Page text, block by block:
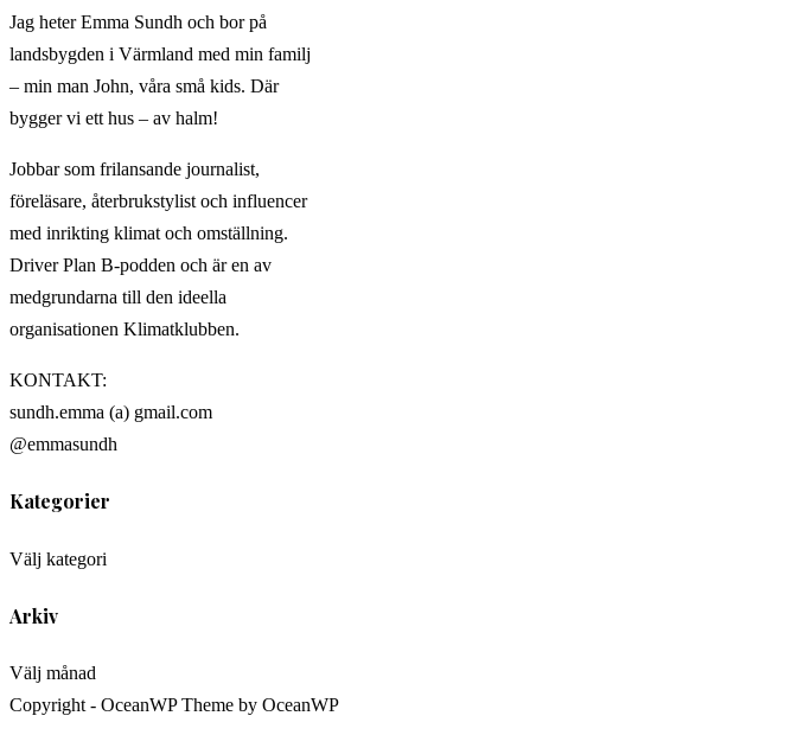
Jag heter Emma Sundh och bor på
landsbygden i Värmland med min familj
– min man John, våra små kids. Där
bygger vi ett hus – av halm!
Jobbar som frilansande journalist,
föreläsare, återbrukstylist och influencer
med inrikting klimat och omställning.
Driver Plan B-podden och är en av
medgrundarna till den ideella
organisationen Klimatklubben.
KONTAKT:
sundh.emma (a) gmail.com
@emmasundh
Kategorier
Kategorier
Välj kategori
Arkiv
Arkiv
Välj månad
Copyright - OceanWP Theme by OceanWP